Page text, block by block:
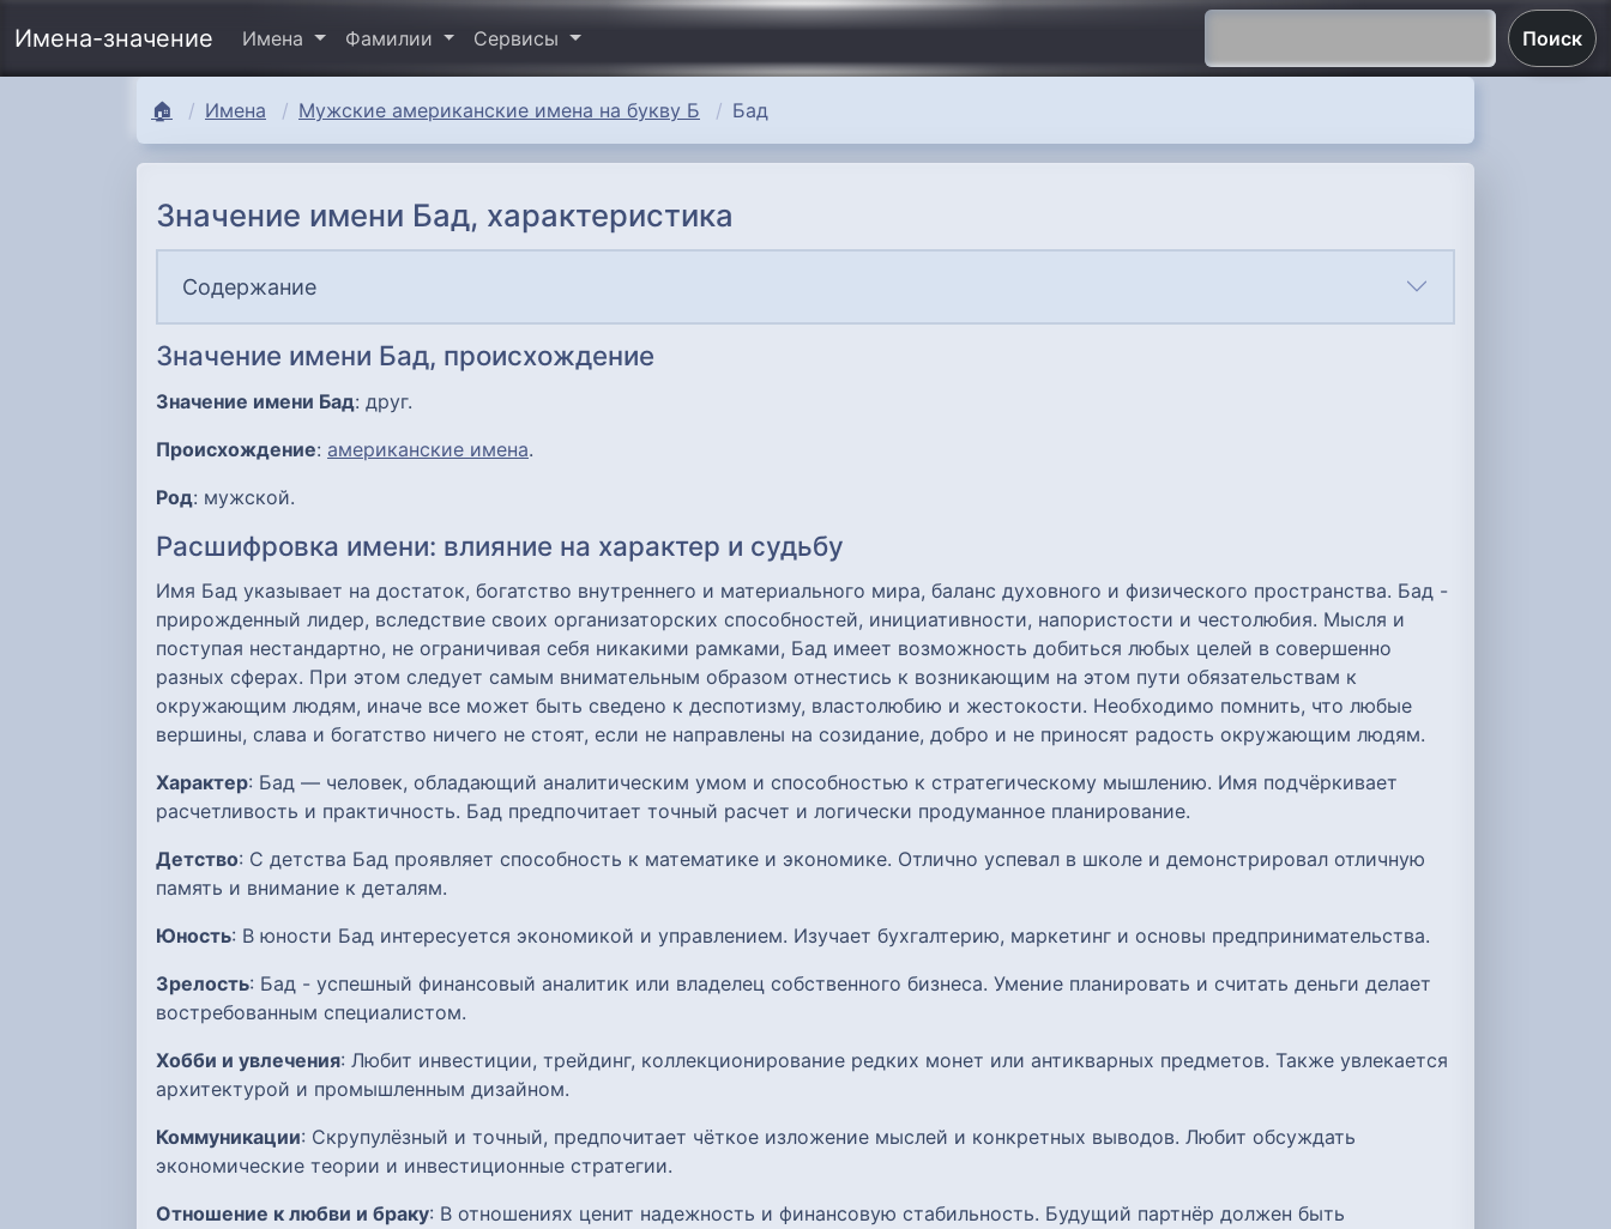
Имена-значение Имена Фамилии Сервисы Поиск
🏠 Имена Мужские американские имена на букву Б Бад
Значение имени Бад, характеристика
Содержание
Значение имени Бад, происхождение
Значение имени Бад: друг.
Происхождение: американские имена.
Род: мужской.
Расшифровка имени: влияние на характер и судьбу
Имя Бад указывает на достаток, богатство внутреннего и материального мира, баланс духовного и физического пространства. Бад -
прирожденный лидер, вследствие своих организаторских способностей, инициативности, напористости и честолюбия. Мысля и
поступая нестандартно, не ограничивая себя никакими рамками, Бад имеет возможность добиться любых целей в совершенно
разных сферах. При этом следует самым внимательным образом отнестись к возникающим на этом пути обязательствам к
окружающим людям, иначе все может быть сведено к деспотизму, властолюбию и жестокости. Необходимо помнить, что любые
вершины, слава и богатство ничего не стоят, если не направлены на созидание, добро и не приносят радость окружающим людям.
Характер: Бад — человек, обладающий аналитическим умом и способностью к стратегическому мышлению. Имя подчёркивает
расчетливость и практичность. Бад предпочитает точный расчет и логически продуманное планирование.
Детство: С детства Бад проявляет способность к математике и экономике. Отлично успевал в школе и демонстрировал отличную
память и внимание к деталям.
Юность: В юности Бад интересуется экономикой и управлением. Изучает бухгалтерию, маркетинг и основы предпринимательства.
Зрелость: Бад - успешный финансовый аналитик или владелец собственного бизнеса. Умение планировать и считать деньги делает
востребованным специалистом.
Хобби и увлечения: Любит инвестиции, трейдинг, коллекционирование редких монет или антикварных предметов. Также увлекается
архитектурой и промышленным дизайном.
Коммуникации: Скрупулёзный и точный, предпочитает чёткое изложение мыслей и конкретных выводов. Любит обсуждать
экономические теории и инвестиционные стратегии.
Отношение к любви и браку: В отношениях ценит надежность и финансовую стабильность. Будущий партнёр должен быть